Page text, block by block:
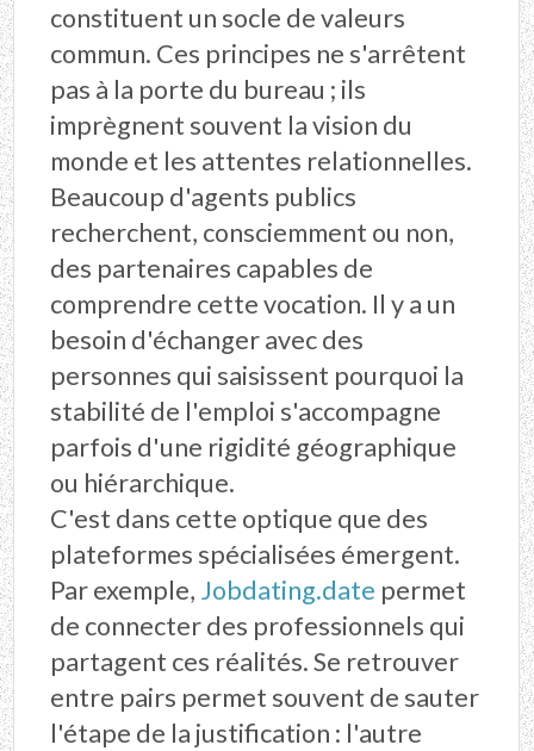
constituent un socle de valeurs
commun. Ces principes ne s'arrêtent
pas à la porte du bureau ; ils
imprègnent souvent la vision du
monde et les attentes relationnelles.
Beaucoup d'agents publics
recherchent, consciemment ou non,
des partenaires capables de
comprendre cette vocation. Il y a un
besoin d'échanger avec des
personnes qui saisissent pourquoi la
stabilité de l'emploi s'accompagne
parfois d'une rigidité géographique
ou hiérarchique.
C'est dans cette optique que des
plateformes spécialisées émergent.
Par exemple, Jobdating.date permet
de connecter des professionnels qui
partagent ces réalités. Se retrouver
entre pairs permet souvent de sauter
l'étape de la justification : l'autre